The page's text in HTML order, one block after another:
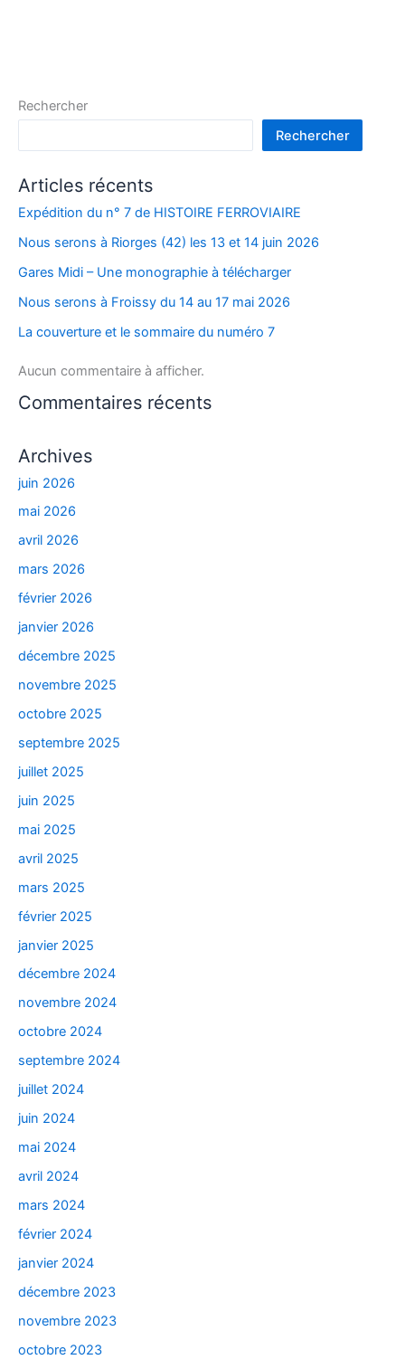
Rechercher
Rechercher
Articles récents
Expédition du n° 7 de HISTOIRE FERROVIAIRE
Nous serons à Riorges (42) les 13 et 14 juin 2026
Gares Midi – Une monographie à télécharger
Nous serons à Froissy du 14 au 17 mai 2026
La couverture et le sommaire du numéro 7
Aucun commentaire à afficher.
Commentaires récents
Archives
juin 2026
mai 2026
avril 2026
mars 2026
février 2026
janvier 2026
décembre 2025
novembre 2025
octobre 2025
septembre 2025
juillet 2025
juin 2025
mai 2025
avril 2025
mars 2025
février 2025
janvier 2025
décembre 2024
novembre 2024
octobre 2024
septembre 2024
juillet 2024
juin 2024
mai 2024
avril 2024
mars 2024
février 2024
janvier 2024
décembre 2023
novembre 2023
octobre 2023